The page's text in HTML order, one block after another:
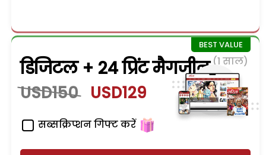
डिजिटल + 24 प्रिंट मैगजीन (1 साल)
USD150 USD129
सब्सक्रिप्शन गिफ्ट करें